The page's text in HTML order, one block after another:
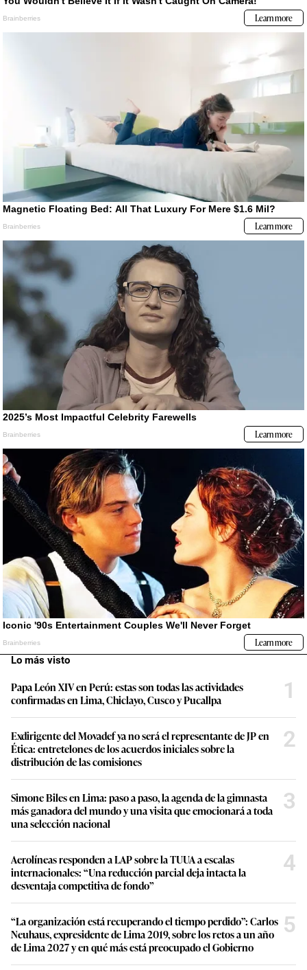
Lo más visto
Papa León XIV en Perú: estas son todas las actividades
confirmadas en Lima, Chiclayo, Cusco y Pucallpa
1
Exdirigente del Movadef ya no será el representante de JP en
Ética: entretelones de los acuerdos iniciales sobre la
distribución de las comisiones
2
Simone Biles en Lima: paso a paso, la agenda de la gimnasta
más ganadora del mundo y una visita que emocionará a toda
una selección nacional
3
Aerolíneas responden a LAP sobre la TUUA a escalas
internacionales: “Una reducción parcial deja intacta la
desventaja competitiva de fondo”
4
“La organización está recuperando el tiempo perdido”: Carlos
Neuhaus, expresidente de Lima 2019, sobre los retos a un año
de Lima 2027 y en qué más está preocupado el Gobierno
5